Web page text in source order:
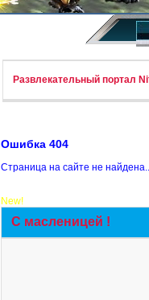
Развлекательный портал
Ошибка 404
Страница на сайте не
New!
С масленицей !